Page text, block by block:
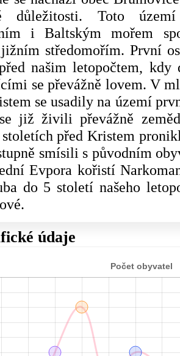
důležitosti. Toto
i Baltským mořem
jižním středomořím. První
našim letopočtem,
se převážně lovem. V
se usadily na území
již živili převážně
před Kristem
smísili s původním
Evpora kořistí
do 5 století našeho
údaje